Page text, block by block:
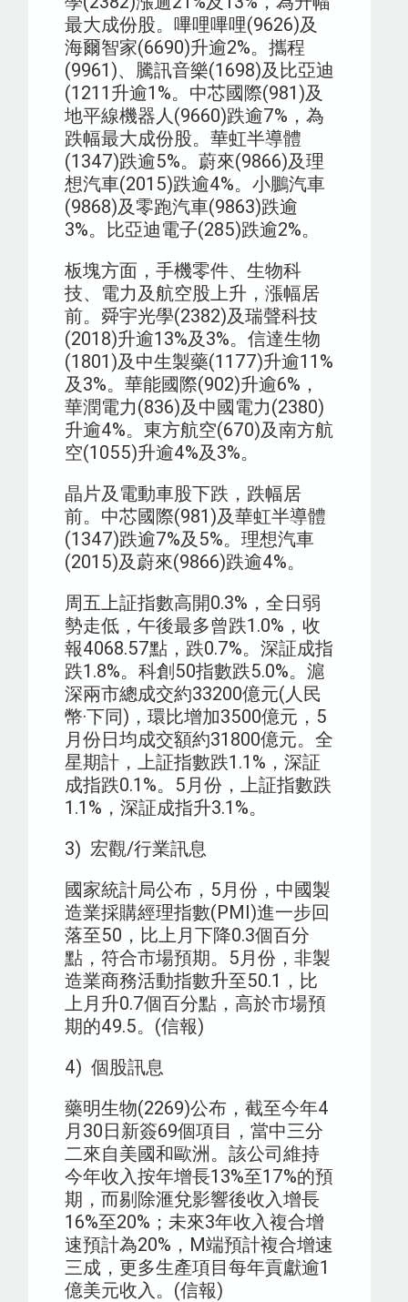
最大成份股。嗶哩嗶哩(9626)及
海爾智家(6690)升逾2%。攜程
(9961)、騰訊音樂(1698)及比亞迪
(1211升逾1%。中芯國際(981)及
地平線機器人(9660)跌逾7%，為
跌幅最大成份股。華虹半導體
(1347)跌逾5%。蔚來(9866)及理
想汽車(2015)跌逾4%。小鵬汽車
(9868)及零跑汽車(9863)跌逾
3%。比亞迪電子(285)跌逾2%。
板塊方面，手機零件、生物科
技、電力及航空股上升，漲幅居
前。舜宇光學(2382)及瑞聲科技
(2018)升逾13%及3%。信達生物
(1801)及中生製藥(1177)升逾11%
及3%。華能國際(902)升逾6%，
華潤電力(836)及中國電力(2380)
升逾4%。東方航空(670)及南方航
空(1055)升逾4%及3%。
晶片及電動車股下跌，跌幅居
前。中芯國際(981)及華虹半導體
(1347)跌逾7%及5%。理想汽車
(2015)及蔚來(9866)跌逾4%。
周五上証指數高開0.3%，全日弱
勢走低，午後最多曾跌1.0%，收
報4068.57點，跌0.7%。深証成指
跌1.8%。科創50指數跌5.0%。滬
深兩市總成交約33200億元(人民
幣·下同)，環比增加3500億元，5
月份日均成交額約31800億元。全
星期計，上証指數跌1.1%，深証
成指跌0.1%。5月份，上証指數跌
1.1%，深証成指升3.1%。
3) 宏觀/行業訊息
國家統計局公布，5月份，中國製
造業採購經理指數(PMI)進一步回
落至50，比上月下降0.3個百分
點，符合市場預期。5月份，非製
造業商務活動指數升至50.1，比
上月升0.7個百分點，高於市場預
期的49.5。(信報)
4) 個股訊息
藥明生物(2269)公布，截至今年4
月30日新簽69個項目，當中三分
二來自美國和歐洲。該公司維持
今年收入按年增長13%至17%的預
期，而剔除滙兌影響後收入增長
16%至20%；未來3年收入複合增
速預計為20%，M端預計複合增速
三成，更多生產項目每年貢獻逾1
億美元收入。(信報)